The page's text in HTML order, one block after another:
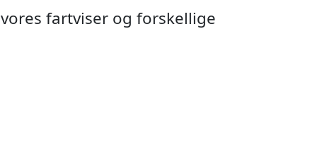
pæl
A22
fartviser og forskellige